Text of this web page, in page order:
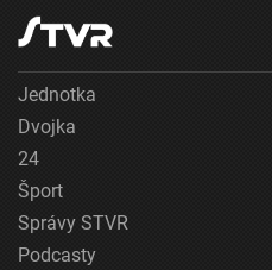
Jednotka
Dvojka
24
Šport
Správy STVR
Podcasty